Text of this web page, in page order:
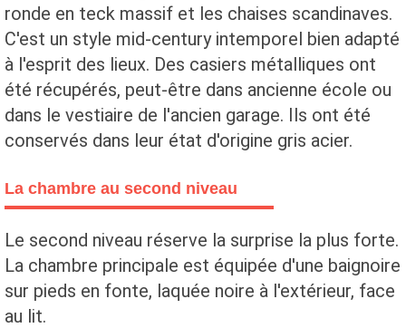
ronde en teck massif et les chaises scandinaves.
C'est un style mid-century intemporel bien adapté
à l'esprit des lieux. Des casiers métalliques ont
été récupérés, peut-être dans ancienne école ou
dans le vestiaire de l'ancien garage. Ils ont été
conservés dans leur état d'origine gris acier.
La chambre au second niveau
Le second niveau réserve la surprise la plus forte.
La chambre principale est équipée d'une baignoire
sur pieds en fonte, laquée noire à l'extérieur, face
au lit.